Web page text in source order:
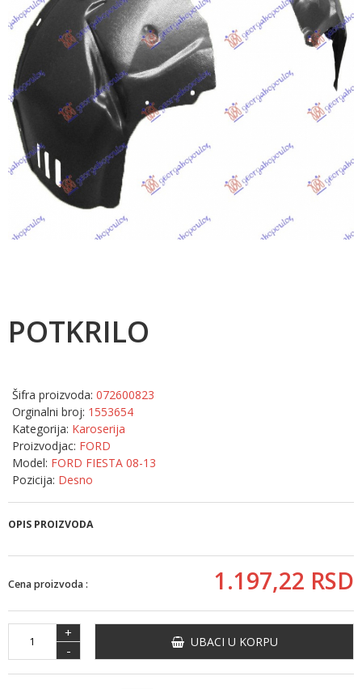
POTKRILO
Šifra proizvoda: 072600823
Orginalni broj: 1553654
Kategorija: Karoserija
Proizvodjac: FORD
Model: FORD FIESTA 08-13
Pozicija: Desno
OPIS PROIZVODA
Cena proizvoda : 1.197,22 RSD
+
-
UBACI U KORPU